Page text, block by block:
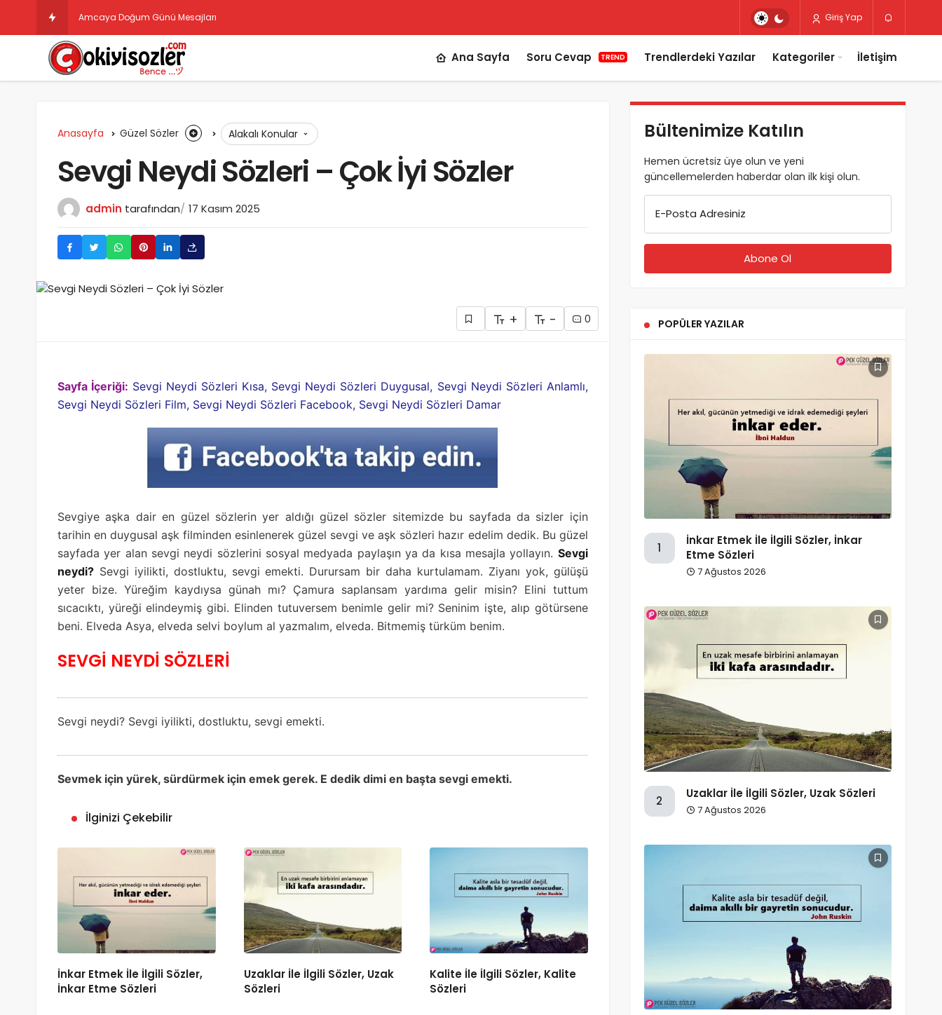
Amcaya Doğum Günü Mesajları Giriş Yap
Ana Sayfa Soru Cevap TREND Trendlerdeki Yazılar Kategoriler İletişim
Anasayfa Güzel Sözler Alakalı Konular
Sevgi Neydi Sözleri – Çok İyi Sözler
admin tarafından 17 Kasım 2025
+ - 0
Sayfa İçeriği: Sevgi Neydi Sözleri Kısa, Sevgi Neydi Sözleri Duygusal, Sevgi Neydi Sözleri Anlamlı,
Sevgi Neydi Sözleri Film, Sevgi Neydi Sözleri Facebook, Sevgi Neydi Sözleri Damar
Sevgiye aşka dair en güzel sözlerin yer aldığı güzel sözler sitemizde bu sayfada da sizler için
tarihin en duygusal aşk filminden esinlenerek güzel sevgi ve aşk sözleri hazır edelim dedik. Bu güzel
sayfada yer alan sevgi neydi sözlerini sosyal medyada paylaşın ya da kısa mesajla yollayın. Sevgi
neydi? Sevgi iyilikti, dostluktu, sevgi emekti. Durursam bir daha kurtulamam. Ziyanı yok, gülüşü
yeter bize. Yüreğim kaydıysa günah mı? Çamura saplansam yardıma gelir misin? Elini tuttum
sıcacıktı, yüreği elindeymiş gibi. Elinden tutuversem benimle gelir mi? Seninim işte, alıp götürsene
beni. Elveda Asya, elveda selvi boylum al yazmalım, elveda. Bitmemiş türküm benim.
SEVGİ NEYDİ SÖZLERİ
Sevgi neydi? Sevgi iyilikti, dostluktu, sevgi emekti.
Sevmek için yürek, sürdürmek için emek gerek. E dedik dimi en başta sevgi emekti.
İlginizi Çekebilir
İnkar Etmek İle İlgili Sözler,
İnkar Etme Sözleri
Uzaklar İle İlgili Sözler, Uzak
Sözleri
Kalite İle İlgili Sözler, Kalite
Sözleri
Bültenimize Katılın
Hemen ücretsiz üye olun ve yeni
güncellemelerden haberdar olan ilk kişi olun.
E-Posta Adresiniz
POPÜLER YAZILAR
1
İnkar Etmek İle İlgili Sözler, İnkar
Etme Sözleri
7 Ağustos 2026
2
Uzaklar İle İlgili Sözler, Uzak Sözleri
7 Ağustos 2026